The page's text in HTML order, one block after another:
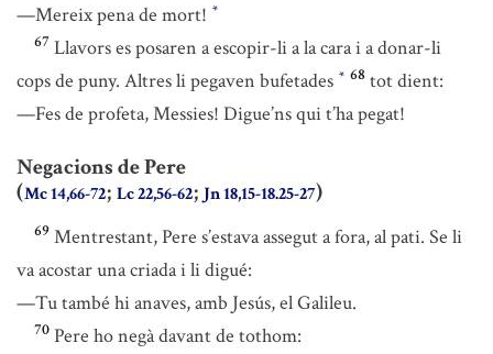
—Mereix pena de mort! *
67 Llavors es posaren a escopir-li a la cara i a donar-li
cops de puny. Altres li pegaven bufetades * 68 tot dient:
—Fes de profeta, Messies! Digue’ns qui t’ha pegat!
Negacions de Pere
(Mc 14,66-72; Lc 22,56-62; Jn 18,15-18.25-27)
69 Mentrestant, Pere s’estava assegut a fora, al pati. Se li
va acostar una criada i li digué:
—Tu també hi anaves, amb Jesús, el Galileu.
70 Pere ho negà davant de tothom: